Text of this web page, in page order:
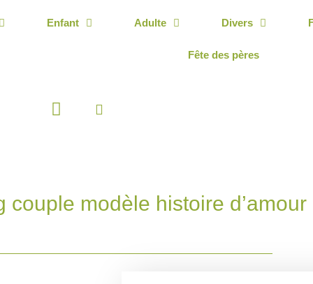
Enfant Adulte Divers
Fête des pères
Panier
couple modèle histoire d’amour